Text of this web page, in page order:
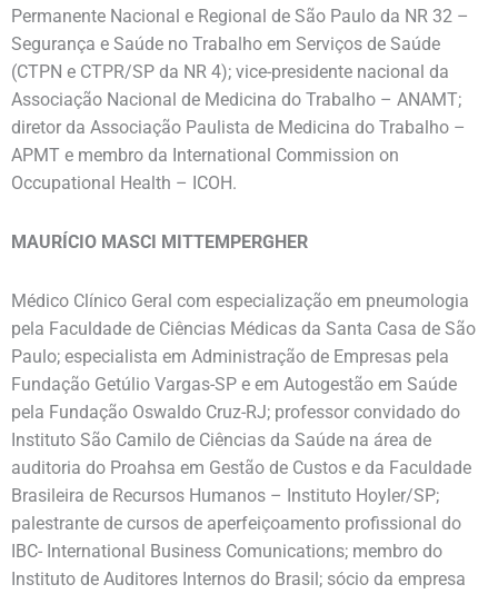
Permanente Nacional e Regional de São Paulo da NR 32 –
Segurança e Saúde no Trabalho em Serviços de Saúde
(CTPN e CTPR/SP da NR 4); vice-presidente nacional da
Associação Nacional de Medicina do Trabalho – ANAMT;
diretor da Associação Paulista de Medicina do Trabalho –
APMT e membro da International Commission on
Occupational Health – ICOH.
MAURÍCIO MASCI MITTEMPERGHER
Médico Clínico Geral com especialização em pneumologia
pela Faculdade de Ciências Médicas da Santa Casa de São
Paulo; especialista em Administração de Empresas pela
Fundação Getúlio Vargas-SP e em Autogestão em Saúde
pela Fundação Oswaldo Cruz-RJ; professor convidado do
Instituto São Camilo de Ciências da Saúde na área de
auditoria do Proahsa em Gestão de Custos e da Faculdade
Brasileira de Recursos Humanos – Instituto Hoyler/SP;
palestrante de cursos de aperfeiçoamento profissional do
IBC- International Business Comunications; membro do
Instituto de Auditores Internos do Brasil; sócio da empresa